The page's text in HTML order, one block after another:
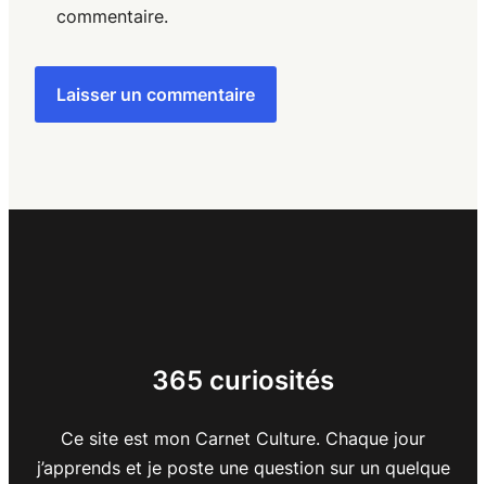
commentaire.
365 curiosités
Ce site est mon Carnet Culture. Chaque jour
j’apprends et je poste une question sur un quelque